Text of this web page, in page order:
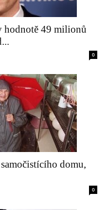
hodnotě 49 milionů
0
domu,
0